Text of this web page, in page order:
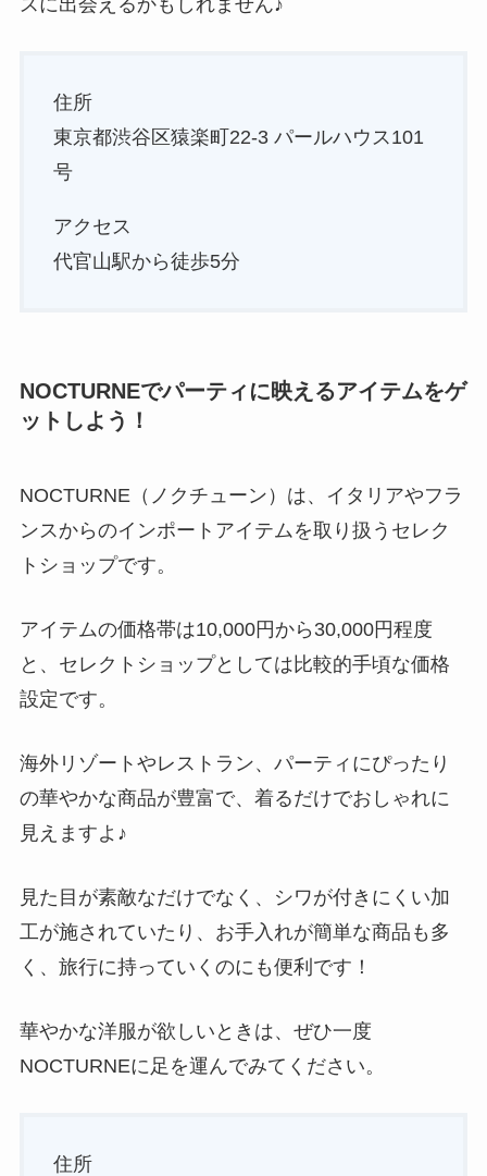
スに出会えるかもしれません♪
住所
東京都渋谷区猿楽町22-3 パールハウス101
号
アクセス
代官山駅から徒歩5分
NOCTURNEでパーティに映えるアイテムをゲ
ットしよう！
NOCTURNE（ノクチューン）は、イタリアやフラ
ンスからのインポートアイテムを取り扱うセレク
トショップです。
アイテムの価格帯は10,000円から30,000円程度
と、セレクトショップとしては比較的手頃な価格
設定です。
海外リゾートやレストラン、パーティにぴったり
の華やかな商品が豊富で、着るだけでおしゃれに
見えますよ♪
見た目が素敵なだけでなく、シワが付きにくい加
工が施されていたり、お手入れが簡単な商品も多
く、旅行に持っていくのにも便利です！
華やかな洋服が欲しいときは、ぜひ一度
NOCTURNEに足を運んでみてください。
住所